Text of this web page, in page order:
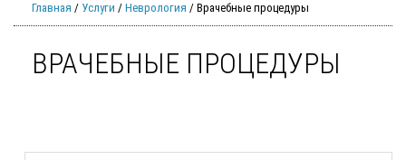
Главная / Услуги / Неврология / Врачебные процедуры
ВРАЧЕБНЫЕ ПРОЦЕДУРЫ